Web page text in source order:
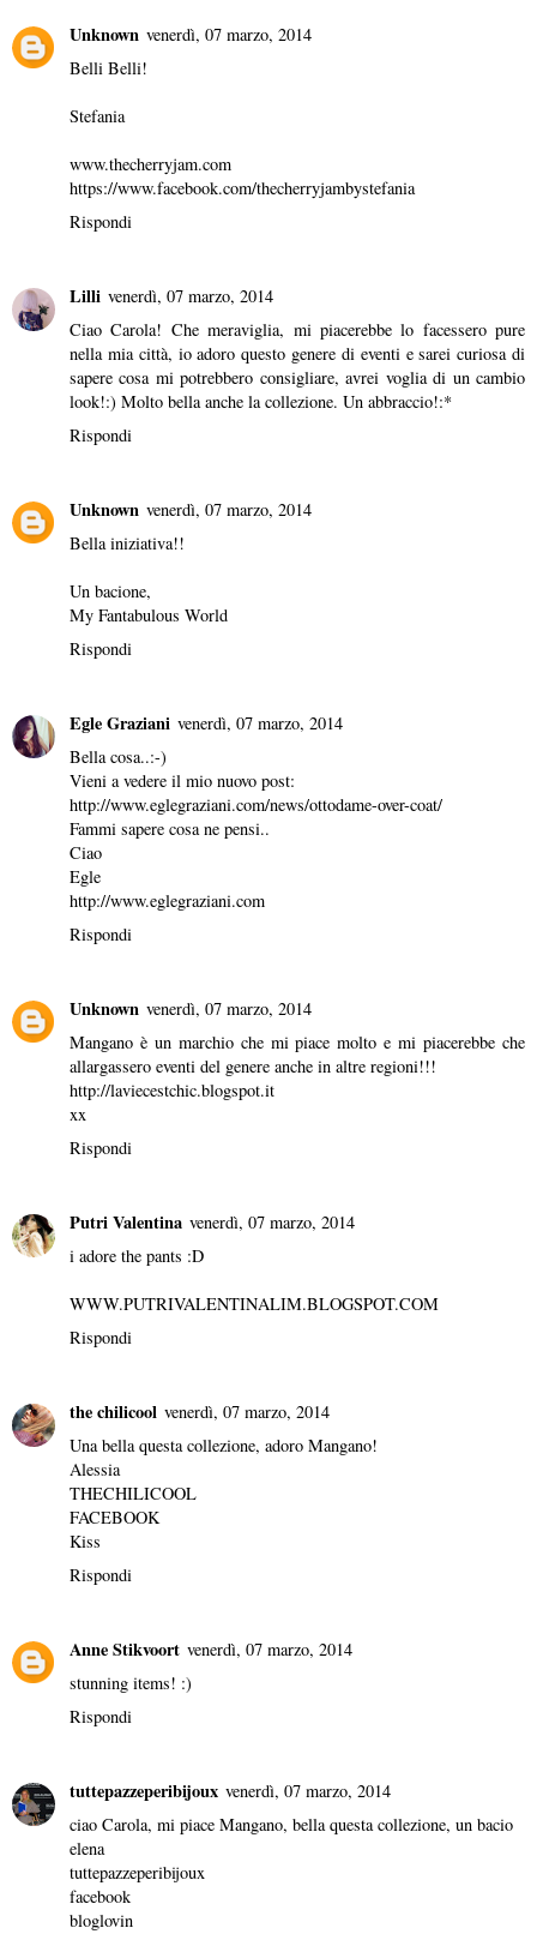
Unknown venerdì, 07 marzo, 2014
Belli Belli!
Stefania
www.thecherryjam.com
https://www.facebook.com/thecherryjambystefania
Rispondi
Lilli venerdì, 07 marzo, 2014
Ciao Carola! Che meraviglia, mi piacerebbe lo facessero pure
nella mia città, io adoro questo genere di eventi e sarei curiosa di
sapere cosa mi potrebbero consigliare, avrei voglia di un cambio
look!:) Molto bella anche la collezione. Un abbraccio!:*
Rispondi
Unknown venerdì, 07 marzo, 2014
Bella iniziativa!!
Un bacione,
My Fantabulous World
Rispondi
Egle Graziani venerdì, 07 marzo, 2014
Bella cosa..:-)
Vieni a vedere il mio nuovo post:
http://www.eglegraziani.com/news/ottodame-over-coat/
Fammi sapere cosa ne pensi..
Ciao
Egle
http://www.eglegraziani.com
Rispondi
Unknown venerdì, 07 marzo, 2014
Mangano è un marchio che mi piace molto e mi piacerebbe che
allargassero eventi del genere anche in altre regioni!!!
http://laviecestchic.blogspot.it
xx
Rispondi
Putri Valentina venerdì, 07 marzo, 2014
i adore the pants :D
WWW.PUTRIVALENTINALIM.BLOGSPOT.COM
Rispondi
the chilicool venerdì, 07 marzo, 2014
Una bella questa collezione, adoro Mangano!
Alessia
THECHILICOOL
FACEBOOK
Kiss
Rispondi
Anne Stikvoort venerdì, 07 marzo, 2014
stunning items! :)
Rispondi
tuttepazzeperibijoux venerdì, 07 marzo, 2014
ciao Carola, mi piace Mangano, bella questa collezione, un bacio
elena
tuttepazzeperibijoux
facebook
bloglovin